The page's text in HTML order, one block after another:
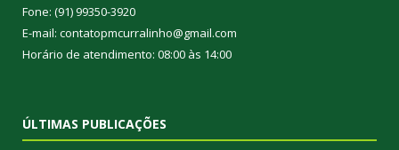
Fone: (91) 99350-3920
E-mail: contatopmcurralinho@gmail.com
Horário de atendimento: 08:00 às 14:00
ÚLTIMAS PUBLICAÇÕES